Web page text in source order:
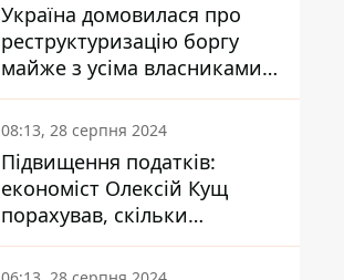
Україна домовилася про
реструктуризацію боргу
майже з усіма власниками
єврооблігацій: що це
означає для країни
08:13, 28 серпня 2024
Підвищення податків:
економіст Олексій Кущ
порахував, скільки
заплатить кожен українець